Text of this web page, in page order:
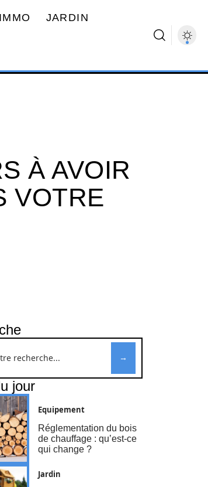
IMMO JARDIN
À AVOIR
VOTRE
jour
Equipement
Réglementation du bois
de chauffage : qu’est-ce
qui change ?
Jardin